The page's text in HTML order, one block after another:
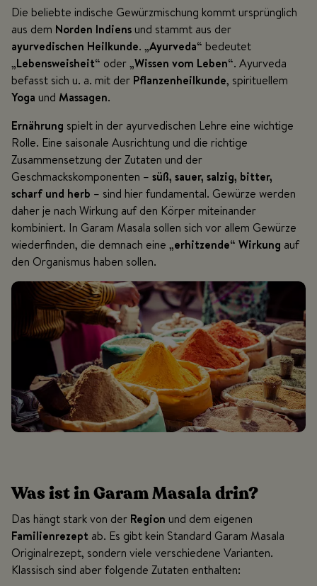
Die beliebte indische Gewürzmischung kommt ursprünglich
aus dem Norden Indiens und stammt aus der
ayurvedischen Heilkunde. „Ayurveda“ bedeutet
„Lebensweisheit“ oder„Wissen vom Leben“. Ayurveda
befasst sich u. a. mit der Pflanzenheilkunde, spirituellem
Yoga und Massagen.
Ernährung spielt in der ayurvedischen Lehre eine wichtige
Rolle. Eine saisonale Ausrichtung und die richtige
Zusammensetzung der Zutaten und der
Geschmackskomponenten – süß, sauer, salzig, bitter,
scharf und herb – sind hier fundamental. Gewürze werden
daher je nach Wirkung auf den Körper miteinander
kombiniert. In Garam Masala sollen sich vor allem Gewürze
wiederfinden, die demnach eine „erhitzende“ Wirkung auf
den Organismus haben sollen.
Was ist in Garam Masala drin?
Das hängt stark von der Region und dem eigenen
Familienrezept ab. Es gibt kein Standard Garam Masala
Originalrezept, sondern viele verschiedene Varianten.
Klassisch sind aber folgende Zutaten enthalten: